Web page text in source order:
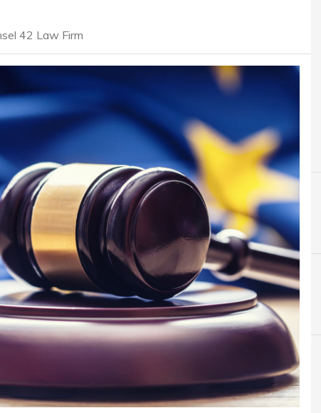
42 Law Firm
C
cookie
News, attualità e analisi Cyber sicurezza e privacy